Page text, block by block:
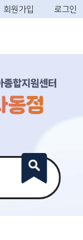
회원가입 로그인